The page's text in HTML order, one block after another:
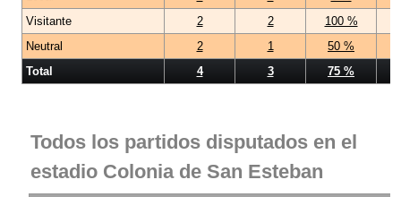
Visitante
2 2
100 %
Neutral
2 1
50 %
Total
4 3 75 %
Todos los partidos disputados en el
estadio Colonia de San Esteban